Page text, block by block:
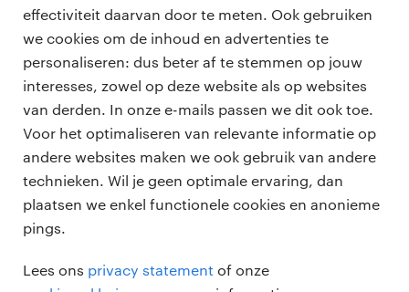
effectiviteit daarvan door te meten. Ook gebruiken
we cookies om de inhoud en advertenties te
personaliseren: dus beter af te stemmen op jouw
interesses, zowel op deze website als op websites
van derden. In onze e-mails passen we dit ook toe.
Voor het optimaliseren van relevante informatie op
andere websites maken we ook gebruik van andere
technieken. Wil je geen optimale ervaring, dan
plaatsen we enkel functionele cookies en anonieme
pings.
Lees ons privacy statement of onze
professionals
vacatures
zzp-opdrachten
careers for expats
voor opdrachtgevers
vacature plaatsen
over ons
werken bij Randstad
onze kantoren